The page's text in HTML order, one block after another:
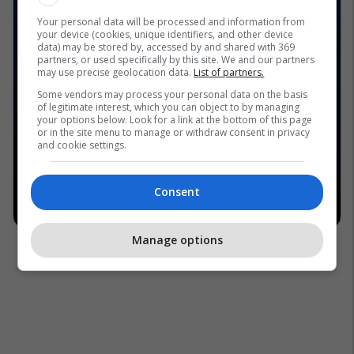
Your personal data will be processed and information from
your device (cookies, unique identifiers, and other device
data) may be stored by, accessed by and shared with 369
partners, or used specifically by this site. We and our partners
may use precise geolocation data. List of partners.
Some vendors may process your personal data on the basis
of legitimate interest, which you can object to by managing
your options below. Look for a link at the bottom of this page
or in the site menu to manage or withdraw consent in privacy
and cookie settings.
Consent
Manage options